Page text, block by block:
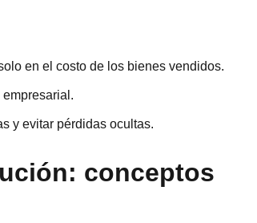
en el costo de los bienes vendidos.
y evitar pérdidas ocultas.
conceptos